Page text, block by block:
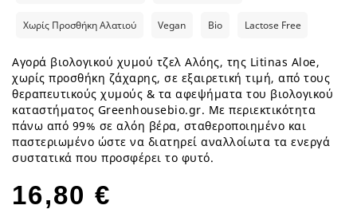
Χωρίς Προσθήκη Αλατιού Vegan Bio Lactose Free
Αγορά βιολογικού χυμού τζελ Αλόης, της Litinas Aloe,
χωρίς προσθήκη ζάχαρης, σε εξαιρετική τιμή, από τους
θεραπευτικούς χυμούς & τα αφεψήματα του βιολογικού
καταστήματος Greenhousebio.gr. Με περιεκτικότητα
πάνω από 99% σε αλόη βέρα, σταθεροποιημένο και
παστεριωμένο ώστε να διατηρεί αναλλοίωτα τα ενεργά
συστατικά που προσφέρει το φυτό.
16,80 €